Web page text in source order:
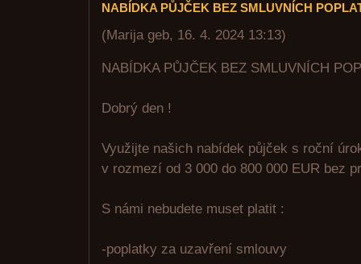
NABÍDKA PŮJČEK BEZ SMLUVNÍCH
(Marija geb, 16. 4. 2024 13:13)
NABÍDKA PŮJČEK BEZ SMLUVNÍCH
Dobrý den !
Využijte našich nabídek půjček s roční
v rozmezí od 3 000 do 800 000 EUR bez
S námi nebudete muset platit :
-poplatky za uzavření smlouvy